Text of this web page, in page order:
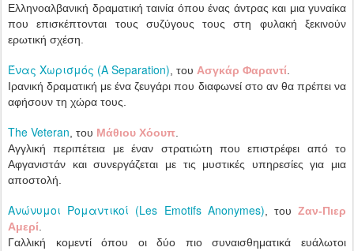
Ελληνοαλβανική δραματική ταινία όπου ένας άντρας και μια γυναίκα
που επισκέπτονται τους συζύγους τους στη φυλακή ξεκινούν
ερωτική σχέση.
Ένας Χωρισμός (A Separation) , του Ασγκάρ Φαραντί
Ιρανική δραματική με ένα ζευγάρι που διαφωνεί στο αν θα πρέπει να
αφήσουν τη χώρα τους.
The Veteran , του Μάθιου Χόουπ
Αγγλική περιπέτεια με έναν στρατιώτη που επιστρέφει από το
Αφγανιστάν και συνεργάζεται με τις μυστικές υπηρεσίες για μια
αποστολή.
Ανώνυμοι Ρομαντικοί (Les Emotifs Anonymes) , τουΖαν-Πιερ
Αμερί
Γαλλική κομεντί όπου οι δύο πιο συναισθηματικά ευάλωτοι